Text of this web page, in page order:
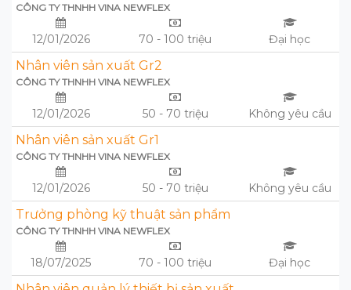
CÔNG TY THNHH VINA NEWFLEX
12/01/2026 70 - 100 triệu Đại học
Nhân viên sản xuất Gr2
CÔNG TY THNHH VINA NEWFLEX
12/01/2026 50 - 70 triệu Không yêu cầu
Nhân viên sản xuất Gr1
CÔNG TY THNHH VINA NEWFLEX
12/01/2026 50 - 70 triệu Không yêu cầu
Trưởng phòng kỹ thuật sản phẩm
CÔNG TY THNHH VINA NEWFLEX
18/07/2025 70 - 100 triệu Đại học